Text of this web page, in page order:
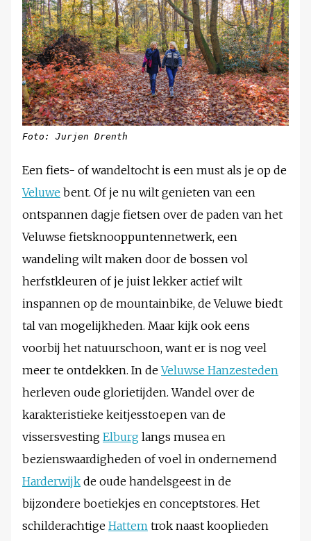
Foto: Jurjen Drenth
Een fiets- of wandeltocht is een must als je op de
Veluwe bent. Of je nu wilt genieten van een
ontspannen dagje fietsen over de paden van het
Veluwse fietsknooppuntennetwerk, een
wandeling wilt maken door de bossen vol
herfstkleuren of je juist lekker actief wilt
inspannen op de mountainbike, de Veluwe biedt
tal van mogelijkheden. Maar kijk ook eens
voorbij het natuurschoon, want er is nog veel
meer te ontdekken. In deVeluwse Hanzesteden
herleven oude glorietijden. Wandel over de
karakteristieke keitjesstoepen van de
vissersvesting Elburg langs musea en
bezienswaardigheden of voel in ondernemend
Harderwijk de oude handelsgeest in de
bijzondere boetiekjes en conceptstores. Het
schilderachtige Hattem trok naast kooplieden